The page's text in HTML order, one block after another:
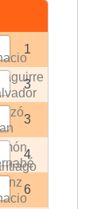
1
3
3
4
6